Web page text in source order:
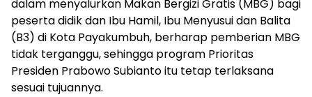
dalam menyalurkan Makan Bergizi Gratis (MBG) bagi
peserta didik dan Ibu Hamil, Ibu Menyusui dan Balita
(B3) di Kota Payakumbuh, berharap pemberian MBG
tidak terganggu, sehingga program Prioritas
Presiden Prabowo Subianto itu tetap terlaksana
sesuai tujuannya.